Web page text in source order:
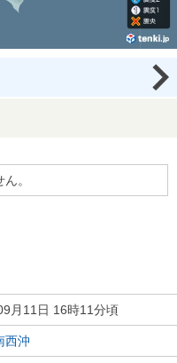
。
月11日 16時11分頃
西沖